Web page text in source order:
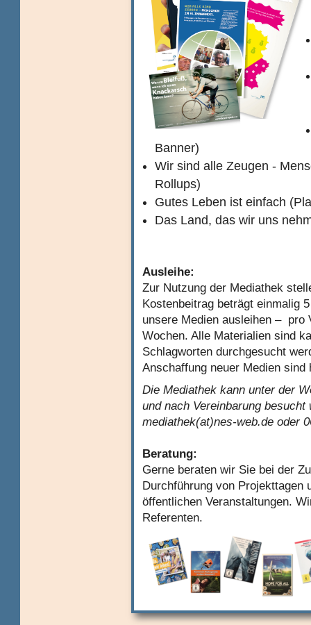
Banner)
Wir sind alle Zeugen -
Rollups)
Gutes Leben ist einfach
Das Land, das wir uns
Ausleihe:
Zur Nutzung der Mediathek
Kostenbeitrag beträgt einmalig
unsere Medien ausleihen – pro
Wochen. Alle Materialien sind
Schlagworten durchgesucht
Anschaffung neuer Medien
Die Mediathek kann unter der
und nach Vereinbarung
mediathek(at)nes-web.de oder
Beratung:
Gerne beraten wir Sie bei der
Durchführung von Projekttagen
öffentlichen Veranstaltungen.
Referenten.